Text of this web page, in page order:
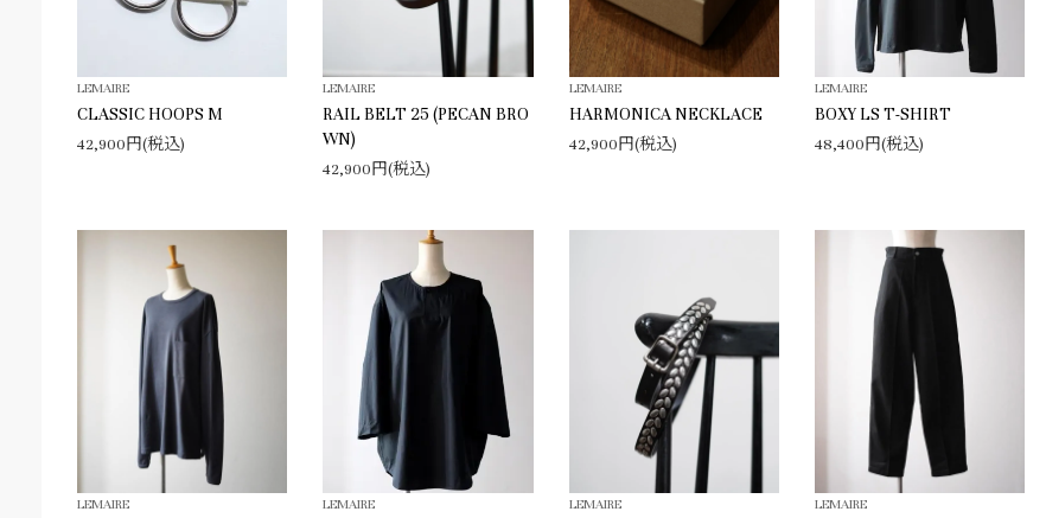
LEMAIRE
CLASSIC HOOPS M
42,900円(税込)
LEMAIRE
RAIL BELT 25 (PECAN BRO
WN)
42,900円(税込)
LEMAIRE
HARMONICA NECKLACE
42,900円(税込)
LEMAIRE
BOXY LS T-SHIRT
48,400円(税込)
LEMAIRE LEMAIRE LEMAIRE LEMAIRE